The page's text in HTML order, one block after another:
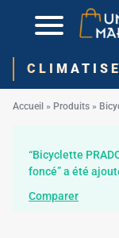
Accueil » Produits »
Comparer
“Bicyclette
foncé” a été